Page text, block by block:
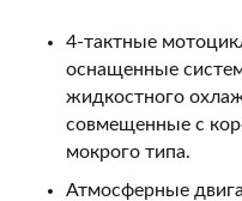
4-тактные
оснащенные
жидкостного
совмещенные с
мокрого типа.
Атмосферные